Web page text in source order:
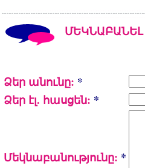
ՄԵԿՆԱԲԱՆԵԼ
Ձեր անունը: *
Ձեր էլ. հասցեն: *
Մեկնաբանությունը: *